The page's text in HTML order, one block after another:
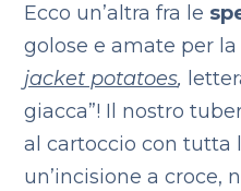
Ecco un’altra fra le
golose e amate per
jacket potatoes,
giacca”! Il nostro
al cartoccio con tutta
un’incisione a croce,